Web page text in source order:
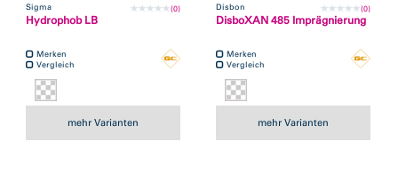
Sigma (0)
Hydrophob LB
Merken
Vergleich
mehr Varianten
Disbon (0)
DisboXAN 485 Imprägnierung
Merken
Vergleich
mehr Varianten